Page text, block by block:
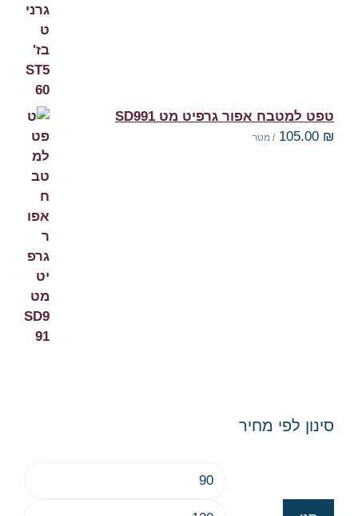
טפט למטבח אפור גרפיט מט SD991
105.00 ₪ / מטר
סינון לפי מחיר